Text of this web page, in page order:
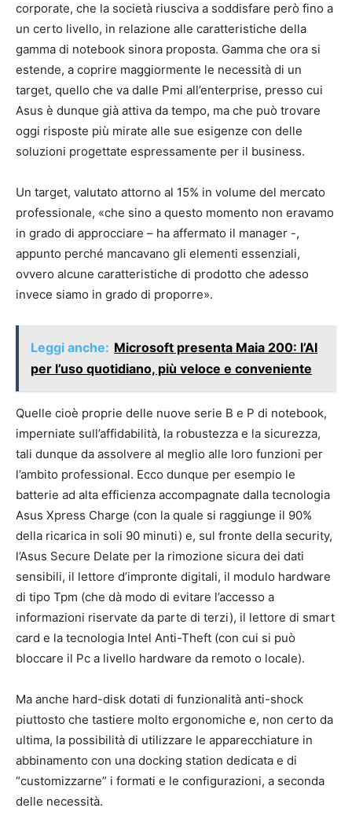
corporate, che la società riusciva a soddisfare però fino a
un certo livello, in relazione alle caratteristiche della
gamma di notebook sinora proposta. Gamma che ora si
estende, a coprire maggiormente le necessità di un
target, quello che va dalle Pmi all’enterprise, presso cui
Asus è dunque già attiva da tempo, ma che può trovare
oggi risposte più mirate alle sue esigenze con delle
soluzioni progettate espressamente per il business.
Un target, valutato attorno al 15% in volume del mercato
professionale, «che sino a questo momento non eravamo
in grado di approcciare – ha affermato il manager -,
appunto perché mancavano gli elementi essenziali,
ovvero alcune caratteristiche di prodotto che adesso
invece siamo in grado di proporre».
Leggi anche: Microsoft presenta Maia 200: l’AI
per l’uso quotidiano, più veloce e conveniente
Quelle cioè proprie delle nuove serie B e P di notebook,
imperniate sull’affidabilità, la robustezza e la sicurezza,
tali dunque da assolvere al meglio alle loro funzioni per
l’ambito professional. Ecco dunque per esempio le
batterie ad alta efficienza accompagnate dalla tecnologia
Asus Xpress Charge (con la quale si raggiunge il 90%
della ricarica in soli 90 minuti) e, sul fronte della security,
l’Asus Secure Delate per la rimozione sicura dei dati
sensibili, il lettore d’impronte digitali, il modulo hardware
di tipo Tpm (che dà modo di evitare l’accesso a
informazioni riservate da parte di terzi), il lettore di smart
card e la tecnologia Intel Anti-Theft (con cui si può
bloccare il Pc a livello hardware da remoto o locale).
Ma anche hard-disk dotati di funzionalità anti-shock
piuttosto che tastiere molto ergonomiche e, non certo da
ultima, la possibilità di utilizzare le apparecchiature in
abbinamento con una docking station dedicata e di
“customizzarne” i formati e le configurazioni, a seconda
delle necessità.